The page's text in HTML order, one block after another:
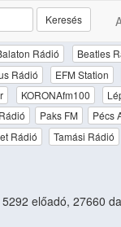
Keresés
Rádió Beatles
Rádió EFM Station
KORONAfm100
Paks FM Pécs
Rádió Tamási Rádió
előadó, 27660